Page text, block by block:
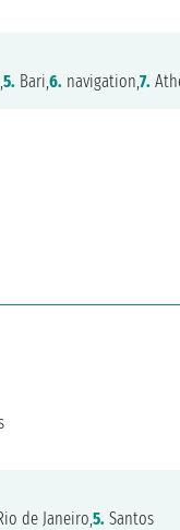
5. Bari, 6. navigation, 7.
de Janeiro, 5. Santos